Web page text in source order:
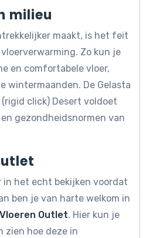
milieu
maakt, is het feit
Zo kun je
en comfortabele vloer,
wintermaanden. De Gelasta
click) Desert voldoet
gezondheidsnormen van
in het echt bekijken voordat
ben je van harte welkom in
Vloeren Outlet. Hier kun je
zien hoe deze in